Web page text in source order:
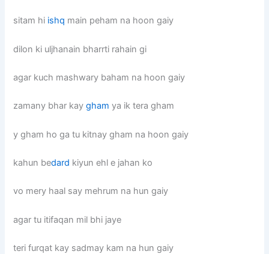
sitam hi ishq main peham na hoon gaiy
dilon ki uljhanain bharrti rahain gi
agar kuch mashwary baham na hoon gaiy
zamany bhar kaygham ya ik tera gham
y gham ho ga tu kitnay gham na hoon gaiy
kahun bedard kiyun ehl e jahan ko
vo mery haal say mehrum na hun gaiy
agar tu itifaqan mil bhi jaye
teri furqat kay sadmay kam na hun gaiy